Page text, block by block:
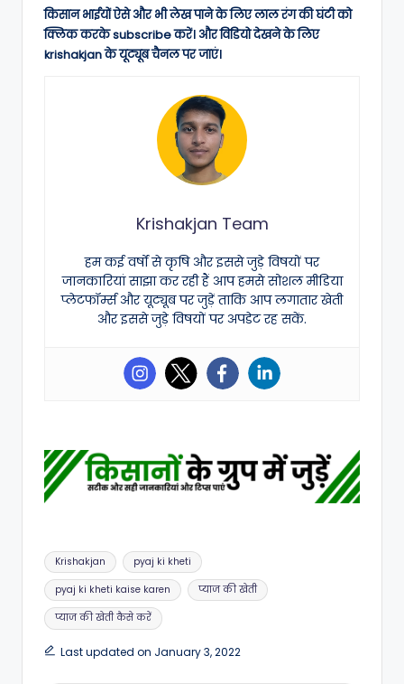
किसान भाईयों ऐसे और भी लेख पाने के लिए लाल रंग की घंटी को
क्लिक करके subscribe करें। और विडियो देखने के लिए
krishakjan के यूट्यूब चैनल पर जाएं।
Krishakjan Team
हम कई वर्षों से कृषि और इससे जुड़े विषयों पर
जानकारियां साझा कर रही हैं आप हमसे सोशल मीडिया
प्लेटफॉर्म्स और यूट्यूब पर जुड़ें ताकि आप लगातार खेती
और इससे जुड़े विषयों पर अपडेट रह सकें.
Tags:
Krishakjan pyaj ki kheti
pyaj ki kheti kaise karen प्याज की खेती
प्याज की खेती कैसे करें
Last updated on January 3, 2022